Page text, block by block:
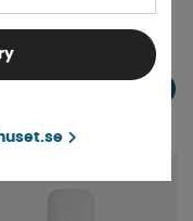
Living Ismaskin
i lager